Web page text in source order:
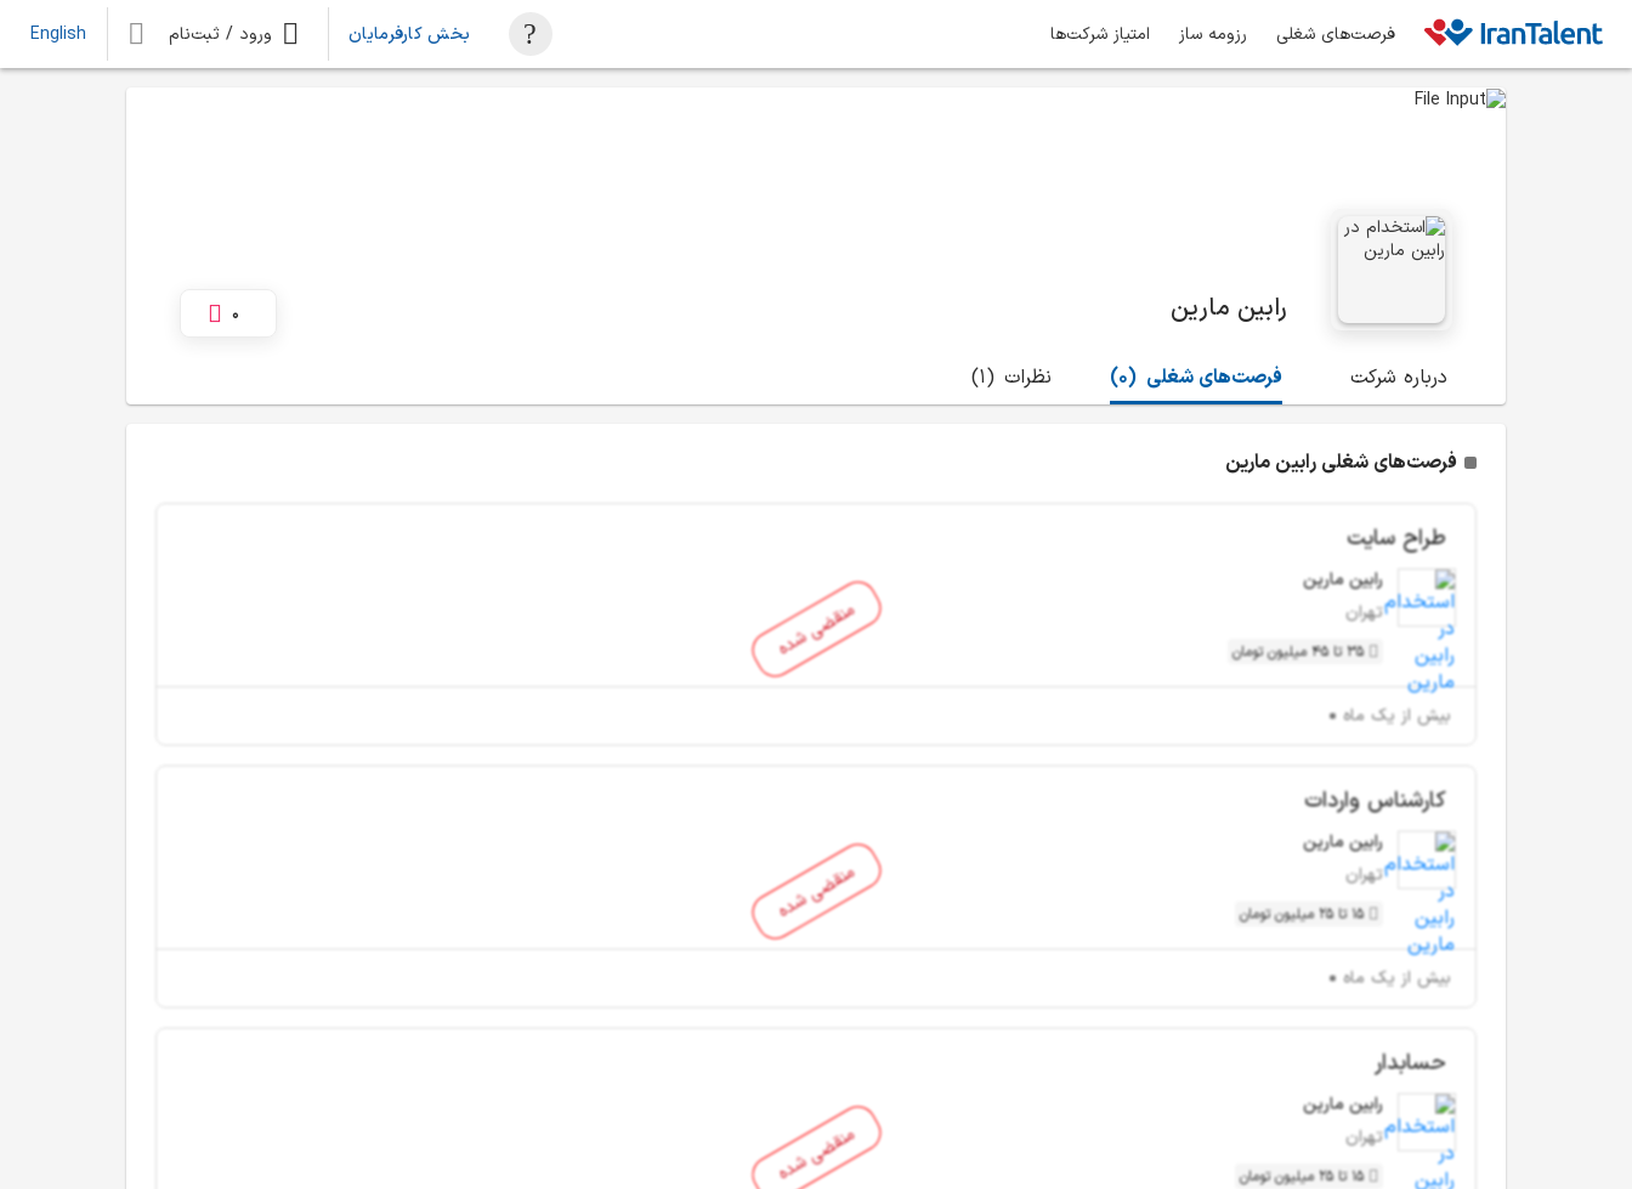
فرصت‌های شغلی رزومه ساز امتیاز شرکت‌ها بخش کارفرمایان ورود / ثبت‌نام English
رابین مارین 0
درباره شرکت (0) فرصت‌های شغلی (1) نظرات
فرصت‌های شغلی رابین مارین
منقضی شده
طراح سایت
رابین مارین
تهران
35 تا 45 میلیون تومان
بیش از یک ماه
منقضی شده
کارشناس واردات
رابین مارین
تهران
15 تا 25 میلیون تومان
بیش از یک ماه
منقضی شده
حسابدار
رابین مارین
تهران
15 تا 25 میلیون تومان